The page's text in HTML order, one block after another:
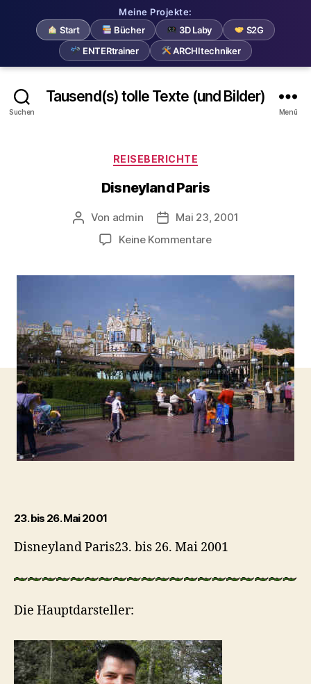
Meine Projekte:
Start
Bücher 3D Laby
S2G
ENTERtrainer
ARCHItechniker
Suchen
Tausend(s) tolle Texte (und Bilder)
Menü
Kategorien
REISEBERICHTE
Disneyland Paris
Beitragsautor
Von admin Beitragsdatum
Mai 23, 2001
Keine Kommentarezu
23. bis 26. Mai 2001
Disneyland Paris23. bis 26. Mai 2001
Die Hauptdarsteller: